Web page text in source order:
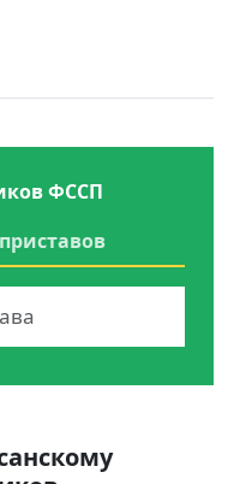
ФССП